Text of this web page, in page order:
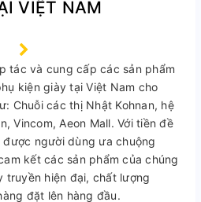
VIỆT NAM
tác và cung cấp các sản phẩm
kiện giày tại Việt Nam cho
Chuỗi các thị Nhật Kohnan, hệ
Vincom, Aeon Mall. Với tiền đề
người dùng ưa chuộng
kết các sản phẩm của chúng
truyền hiện đại, chất lượng
đặt lên hàng đầu.